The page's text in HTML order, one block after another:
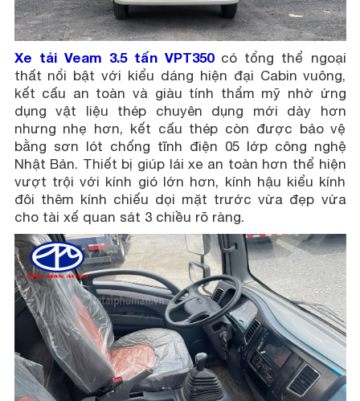
Xe tải Veam 3.5 tấn VPT350có tổng thể ngoại
thất nổi bật với kiểu dáng hiện đại Cabin vuông,
kết cấu an toàn và giàu tính thẩm mỹ nhờ ứng
dụng vật liệu thép chuyên dụng mới dày hơn
nhưng nhẹ hơn, kết cấu thép còn được bảo vệ
bằng sơn lót chống tĩnh điện 05 lớp công nghệ
Nhật Bản. Thiết bị giúp lái xe an toàn hơn thể hiện
vượt trội với kính gió lớn hơn, kính hậu kiểu kính
đôi thêm kính chiếu dọi mặt trước vừa đẹp vừa
cho tài xế quan sát 3 chiều rõ ràng.